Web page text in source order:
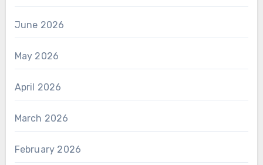
June 2026
May 2026
April 2026
March 2026
February 2026